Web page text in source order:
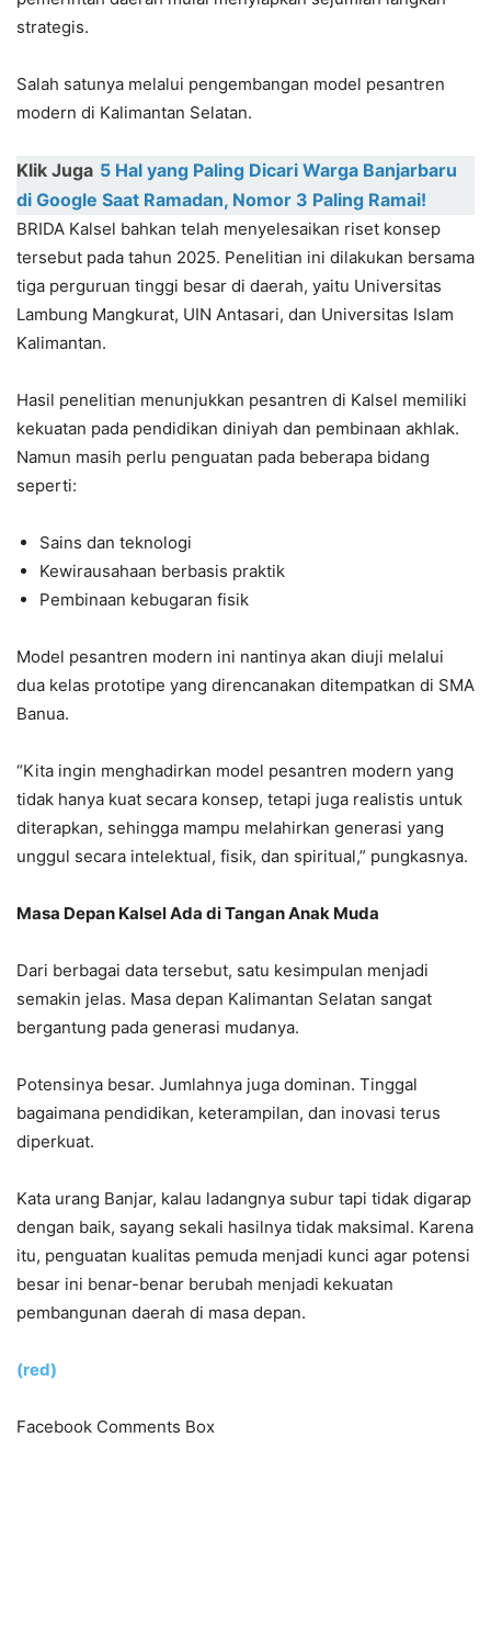
strategis.
Salah satunya melalui pengembangan model pesantren
modern di Kalimantan Selatan.
Klik Juga 5 Hal yang Paling Dicari Warga Banjarbaru
di Google Saat Ramadan, Nomor 3 Paling Ramai!
BRIDA Kalsel bahkan telah menyelesaikan riset konsep
tersebut pada tahun 2025. Penelitian ini dilakukan bersama
tiga perguruan tinggi besar di daerah, yaitu Universitas
Lambung Mangkurat, UIN Antasari, dan Universitas Islam
Kalimantan.
Hasil penelitian menunjukkan pesantren di Kalsel memiliki
kekuatan pada pendidikan diniyah dan pembinaan akhlak.
Namun masih perlu penguatan pada beberapa bidang
seperti:
Sains dan teknologi
Kewirausahaan berbasis praktik
Pembinaan kebugaran fisik
Model pesantren modern ini nantinya akan diuji melalui
dua kelas prototipe yang direncanakan ditempatkan di SMA
Banua.
“Kita ingin menghadirkan model pesantren modern yang
tidak hanya kuat secara konsep, tetapi juga realistis untuk
diterapkan, sehingga mampu melahirkan generasi yang
unggul secara intelektual, fisik, dan spiritual,” pungkasnya.
Masa Depan Kalsel Ada di Tangan Anak Muda
Dari berbagai data tersebut, satu kesimpulan menjadi
semakin jelas. Masa depan Kalimantan Selatan sangat
bergantung pada generasi mudanya.
Potensinya besar. Jumlahnya juga dominan. Tinggal
bagaimana pendidikan, keterampilan, dan inovasi terus
diperkuat.
Kata urang Banjar, kalau ladangnya subur tapi tidak digarap
dengan baik, sayang sekali hasilnya tidak maksimal. Karena
itu, penguatan kualitas pemuda menjadi kunci agar potensi
besar ini benar-benar berubah menjadi kekuatan
pembangunan daerah di masa depan.
(red)
Facebook Comments Box